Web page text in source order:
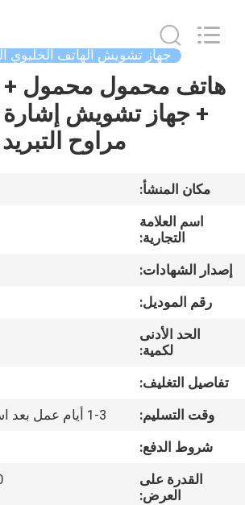
بيت
أشرطة
فيديو
معلومات
جولة
في
المعمل
رقابة
جودة
ELECTRONICS(HK)
CO.,LTD.
Reserved.
جهاز تشويش الهاتف الخليوي
مراوح التبريد
مكان المنشأ:
اسم العلامة
التجارية:
إصدار الشهادات:
رقم الموديل:
الحد الأدنى
لكمية:
تفاصيل التغليف:
وقت التسليم:
1-3 أيام عمل بعد استلام الدفعة الكاملة
شروط الدفع:
القدرة على
العرض: